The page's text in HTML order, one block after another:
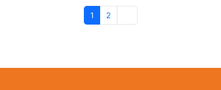
1 2